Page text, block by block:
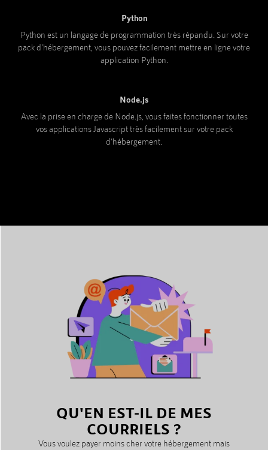
Python
Python est un langage de programmation très répandu. Sur votre
pack d'hébergement, vous pouvez facilement mettre en ligne votre
application Python.
Node.js
Avec la prise en charge de Node.js, vous faites fonctionner toutes
vos applications Javascript très facilement sur votre pack
d'hébergement.
QU'EN EST-IL DE MES
COURRIELS ?
Vous voulez payer moins cher votre hébergement mais